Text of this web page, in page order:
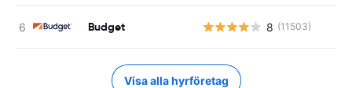
Budget 8 (11503)
Visa alla hyrföretag